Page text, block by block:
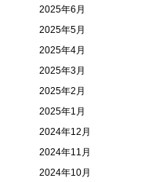
2025年6月
2025年5月
2025年4月
2025年3月
2025年2月
2025年1月
2024年12月
2024年11月
2024年10月